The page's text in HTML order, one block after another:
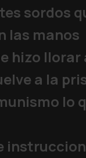
sordos
las manos
hizo llorar
a la
lo